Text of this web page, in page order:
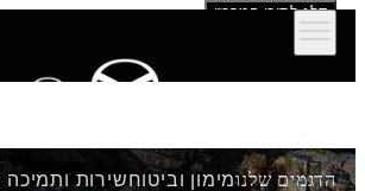
דלג לתוכן המרכזי
הדגמים שלנומימון וביטוחשירות ותמיכה